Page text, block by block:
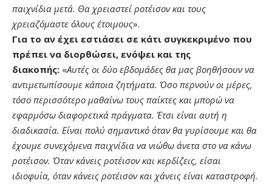
παιχνίδια μετά. Θα χρειαστεί ροτέισον και τους
χρειαζόμαστε όλους έτοιμους».
Για το αν έχει εστιάσει σε κάτι συγκεκριμένο που
πρέπει να διορθώσει, ενόψει και της
διακοπής: «Αυτές οι δύο εβδομάδες θα μας βοηθήσουν να
αντιμετωπίσουμε κάποια ζητήματα. Όσο περνούν οι μέρες,
τόσο περισσότερο μαθαίνω τους παίκτες και μπορώ να
εφαρμόσω διαφορετικά πράγματα. Έτσι είναι αυτή η
διαδικασία. Είναι πολύ σημαντικό όταν θα γυρίσουμε και θα
έχουμε συνεχόμενα παιχνίδια να νιώθω άνετα στο να κάνω
ροτέισον. Όταν κάνεις ροτέισον και κερδίζεις, είσαι
ιδιοφυΐα, όταν κάνεις ροτέισον και χάνεις είναι καταστροφή.